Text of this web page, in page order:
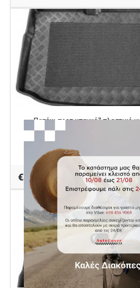
Πατάκι πορτ μπαγκάζ πλαστικό
€32.00